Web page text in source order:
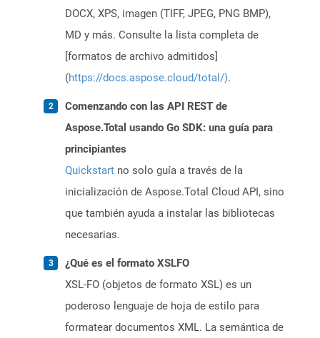
DOCX, XPS, imagen (TIFF, JPEG, PNG BMP),
MD y más. Consulte la lista completa de
[formatos de archivo admitidos]
(https://docs.aspose.cloud/total/).
Comenzando con las API REST de
Aspose.Total usando Go SDK: una guía para
principiantes
Quickstart no solo guía a través de la
inicialización de Aspose.Total Cloud API, sino
que también ayuda a instalar las bibliotecas
necesarias.
¿Qué es el formato XSLFO
XSL-FO (objetos de formato XSL) es un
poderoso lenguaje de hoja de estilo para
formatear documentos XML. La semántica de